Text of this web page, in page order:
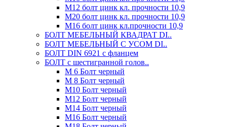
М12 болт цинк кл. прочности 10,9
М20 болт цинк кл. прочности 10,9
М16 болт цинк кл.прочности 10,9
БОЛТ МЕБЕЛЬНЫЙ КВАДРАТ DI..
БОЛТ МЕБЕЛЬНЫЙ С УСОМ DI..
БОЛТ DIN 6921 c фланцем
БОЛТ с шестигранной голов..
М 6 Болт черный
М 8 Болт черный
М10 Болт черный
М12 Болт черный
М14 Болт черный
М16 Болт черный